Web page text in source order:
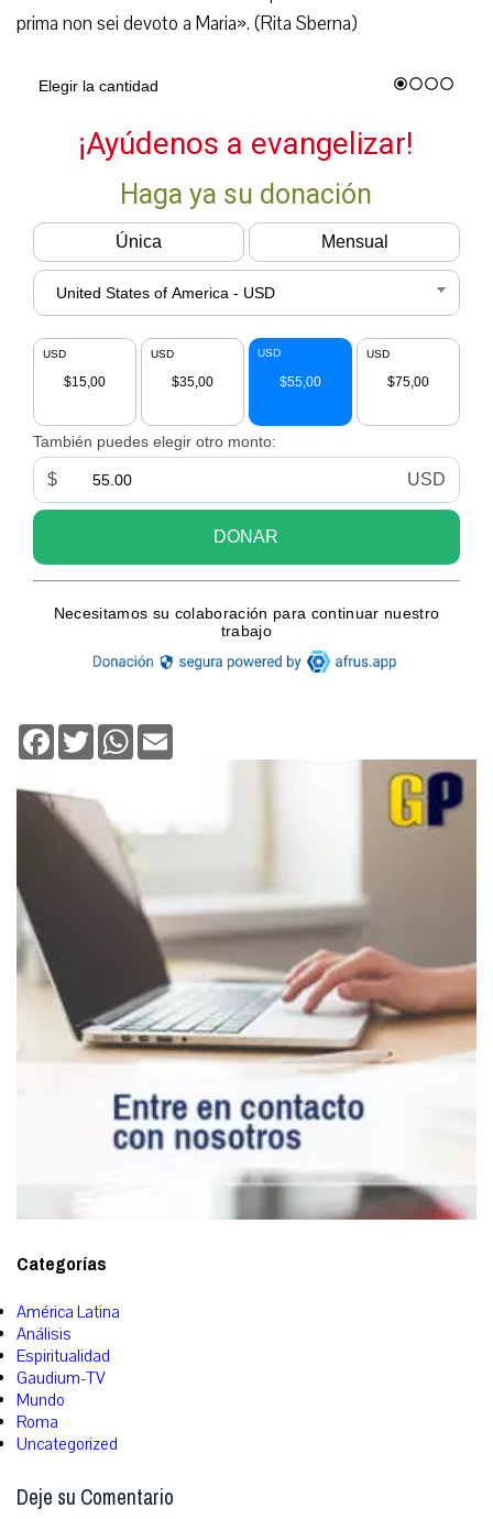
prima non sei devoto a Maria». (Rita Sberna)
Facebook
TwitterWhatsApp
Categorías
América Latina
Análisis
Espiritualidad
Gaudium-TV
Mundo
Roma
Uncategorized
Deje su Comentario